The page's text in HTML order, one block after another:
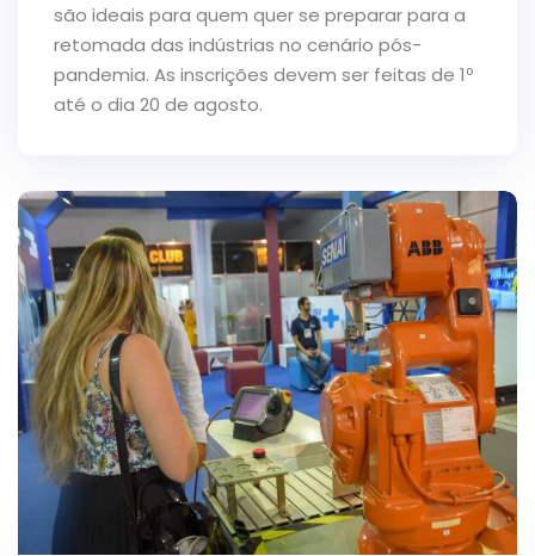
são ideais para quem quer se preparar para a
retomada das indústrias no cenário pós-
pandemia. As inscrições devem ser feitas de 1º
até o dia 20 de agosto.